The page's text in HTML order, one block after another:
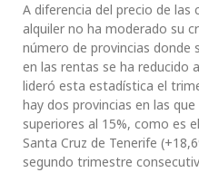
A diferencia del precio de las
alquiler no ha moderado su
número de provincias donde
en las rentas se ha reducido
lideró esta estadística el
hay dos provincias en las
superiores al 15%, como es
Santa Cruz de Tenerife
segundo trimestre